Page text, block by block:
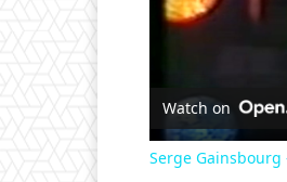
Watch on
Serge